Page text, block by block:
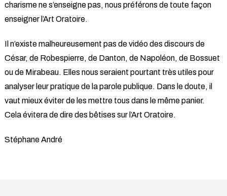
charisme ne s’enseigne pas, nous préférons de toute façon
enseigner l’Art Oratoire.
Il n’existe malheureusement pas de vidéo des discours de
César, de Robespierre, de Danton, de Napoléon, de Bossuet
ou de Mirabeau. Elles nous seraient pourtant très utiles pour
analyser leur pratique de la parole publique. Dans le doute, il
vaut mieux éviter de les mettre tous dans le même panier.
Cela évitera de dire des bêtises sur l’Art Oratoire.
Stéphane André